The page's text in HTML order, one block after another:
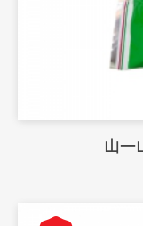
山一